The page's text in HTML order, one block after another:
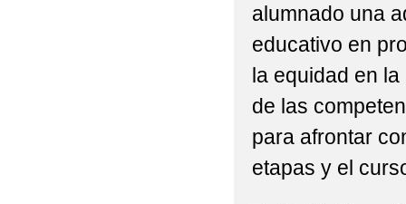
alumnado una
educativo en
la equidad en
de las
para afrontar
etapas y el